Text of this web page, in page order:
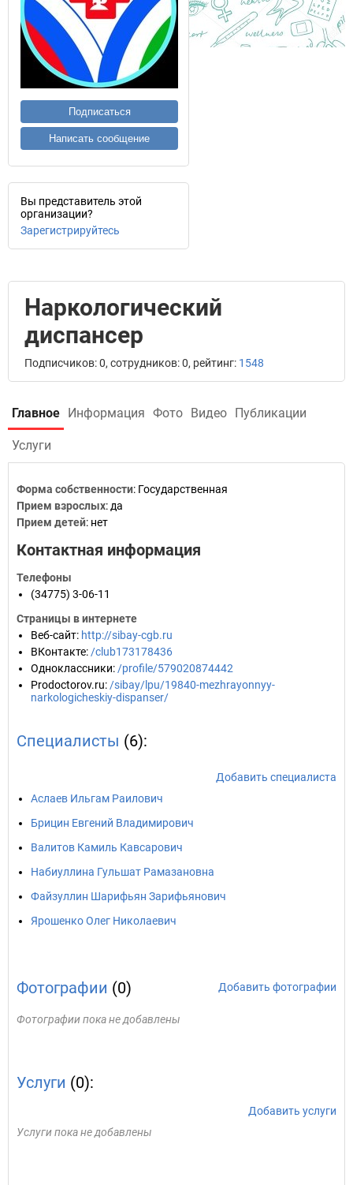
Подписаться
Написать сообщение
Вы представитель этой
организации?
Зарегистрируйтесь
Наркологический
диспансер
Подписчиков: 0, сотрудников: 0, рейтинг: 1548
Главное Информация Фото Видео Публикации
Услуги
Форма собственности: Государственная
Прием взрослых: да
Прием детей: нет
Контактная информация
Телефоны
(34775) 3-06-11
Страницы в интернете
Веб-сайт: http://sibay-cgb.ru
ВКонтакте: /club173178436
Одноклассники: /profile/579020874442
Prodoctorov.ru: /sibay/lpu/19840-mezhrayonnyy-
narkologicheskiy-dispanser/
Специалисты (6):
Добавить специалиста
Аслаев Ильгам Раилович
Брицин Евгений Владимирович
Валитов Камиль Кавсарович
Набиуллина Гульшат Рамазановна
Файзуллин Шарифьян Зарифьянович
Ярошенко Олег Николаевич
Фотографии (0) Добавить фотографии
Фотографии пока не добавлены
Услуги (0):
Добавить услуги
Услуги пока не добавлены